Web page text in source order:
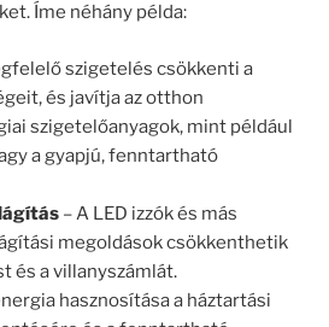
Íme néhány példa:
szigetelés csökkenti a
és javítja az otthon
szigetelőanyagok, mint például
a gyapjú, fenntartható
– A LED izzók és más
megoldások csökkenthetik
és a villanyszámlát.
hasznosítása a háztartási